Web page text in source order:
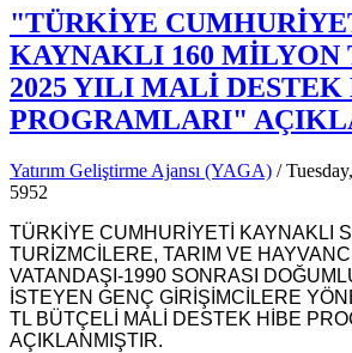
"TÜRKİYE
KAYNAKLI 160 MİLYON
2025 YILI MALİ DESTEK
PROGRAMLARI"
Yatırım Geliştirme Ajansı (YAGA) /
5952
TÜRKİYE CUMHURİYETİ KAYNAKLI
TURİZMCİLERE, TARIM VE
VATANDAŞI-1990 SONRASI
İSTEYEN GENÇ GİRİŞİMCİLERE
TL BÜTÇELİ MALİ DESTEK HİBE
AÇIKLANMIŞTIR.